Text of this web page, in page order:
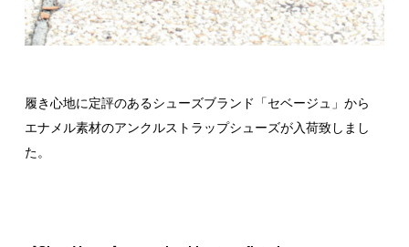
履き心地に定評のあるシューズブランド「セベージュ」から
エナメル素材のアンクルストラップシューズが入荷致しまし
た。